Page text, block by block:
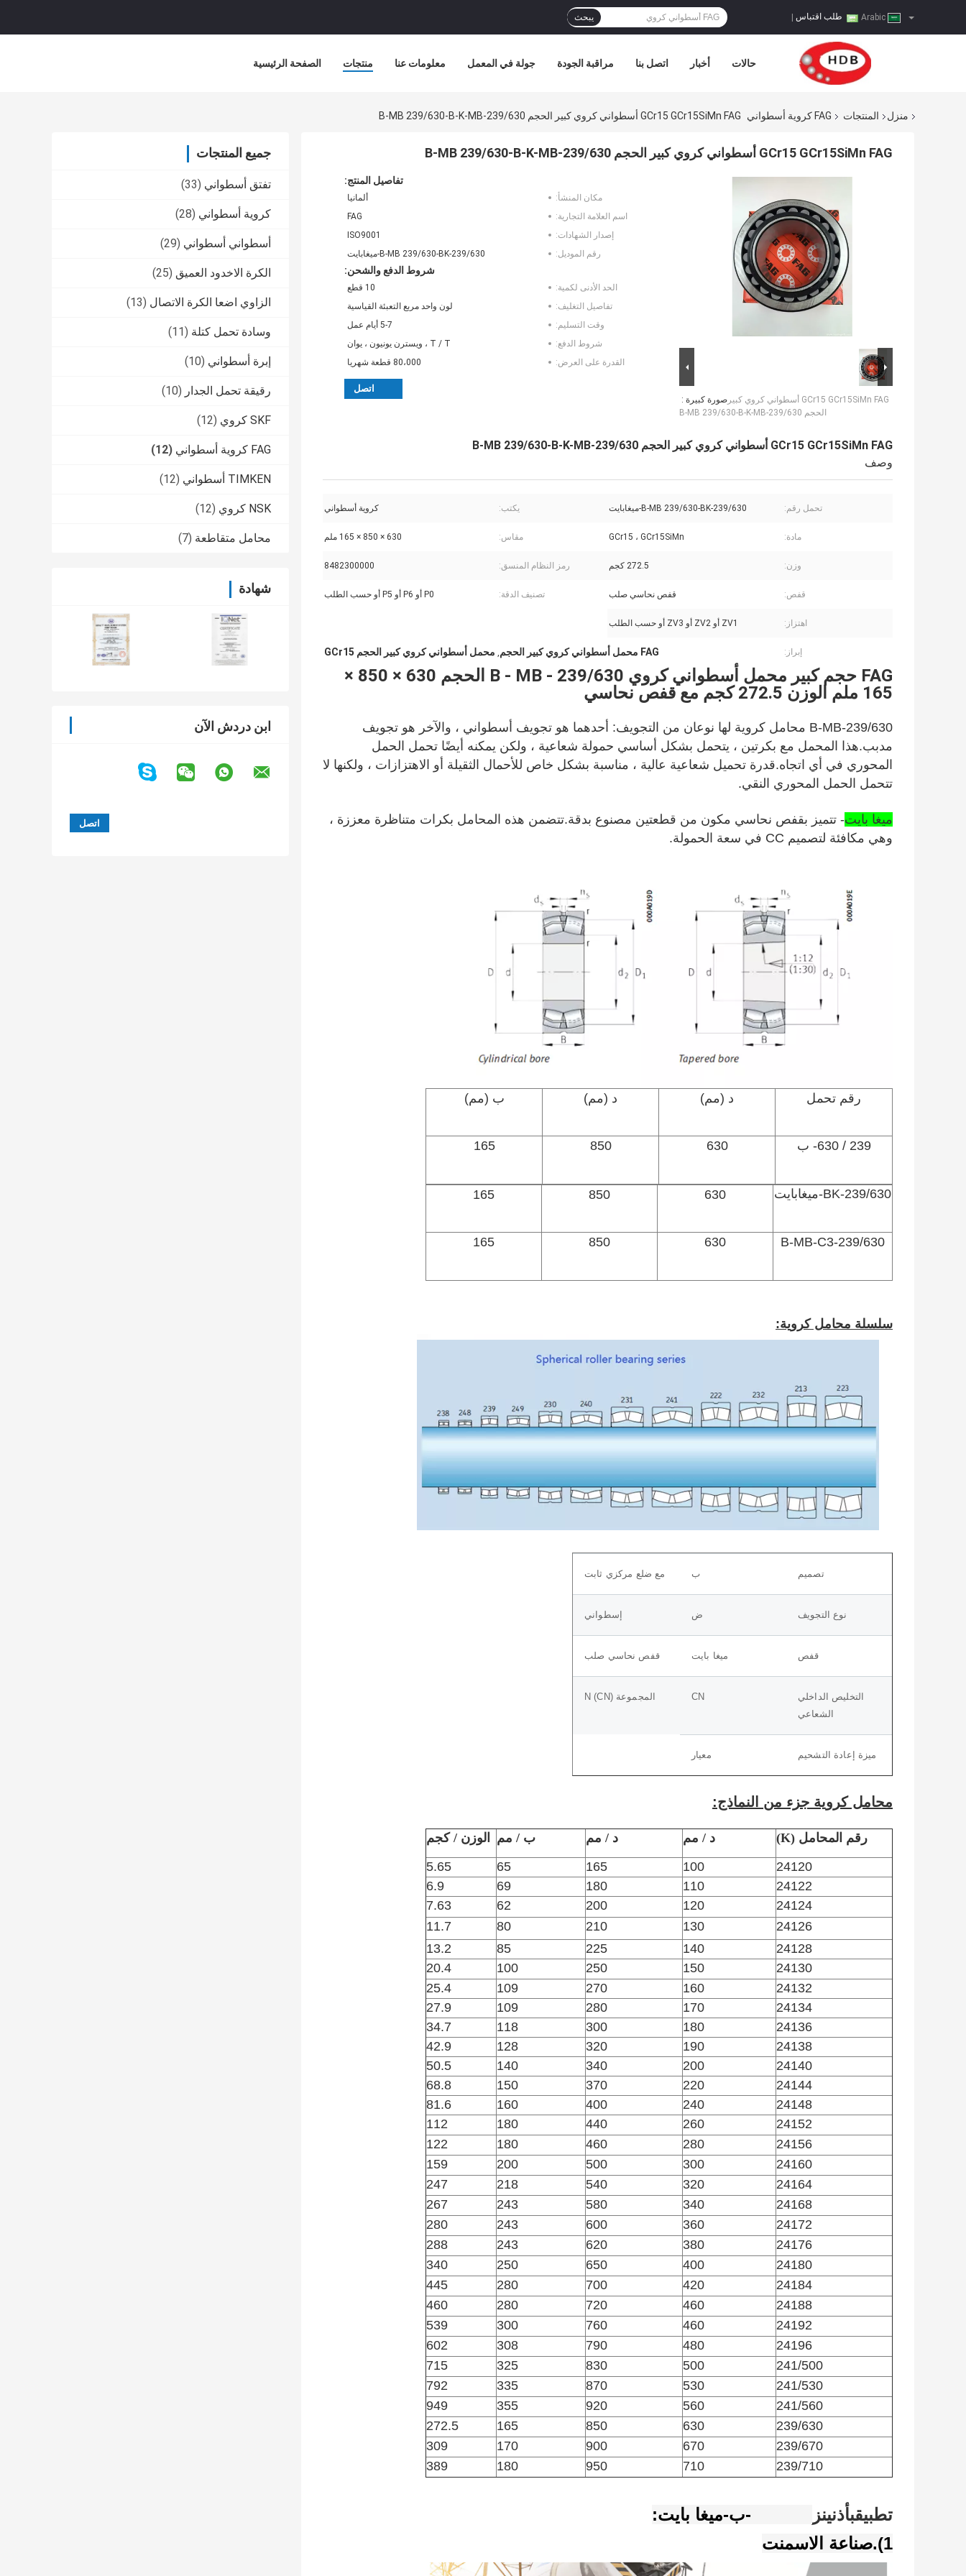
طلب اقتباس يبحث
الصفحة الرئيسية منتجات معلومات عنا جولة في المعمل مراقبة الجودة اتصل بنا أخبار حالات
منزل المنتجات FAG كروية أسطواني GCr15 GCr15SiMn FAG أسطواني كروي كبير الحجم 239/630-B-MB 239/630-B-K-MB
جميع المنتجات
تفتق أسطواني (33)
كروية أسطواني (28)
أسطواني أسطواني (29)
الكرة الاخدود العميق (25)
الزاوي اضعا الكرة الاتصال (13)
وسادة تحمل كتلة (11)
إبرة أسطواني (10)
رقيقة تحمل الجدار (10)
SKF كروي (12)
FAG كروية أسطواني (12)
TIMKEN أسطواني (12)
NSK كروي (12)
محامل متقاطعة (7)
شهادة
ابن دردش الآن
GCr15 GCr15SiMn FAG أسطواني كروي كبير الحجم 239/630-B-MB 239/630-B-K-MB
صورة كبيرة : GCr15 GCr15SiMn FAG أسطواني كروي كبير
الحجم 239/630-B-MB 239/630-B-K-MB
تفاصيل المنتج:
مكان المنشأ:
ألمانيا
اسم العلامة التجارية:
FAG
إصدار الشهادات:
ISO9001
رقم الموديل:
239/630-B-MB 239/630-BK-ميغابايت
شروط الدفع والشحن:
الحد الأدنى لكمية:
10 قطع
تفاصيل التغليف:
لون واحد مربع التعبئة القياسية
وقت التسليم:
5-7 أيام عمل
شروط الدفع:
T / T ، ويسترن يونيون ، يوان
القدرة على العرض:
80،000 قطعة شهريا
اتصل
GCr15 GCr15SiMn FAG أسطواني كروي كبير الحجم 239/630-B-MB 239/630-B-K-MB
وصف
تحمل رقم: 239/630-B-MB 239/630-BK-ميغابايت يكتب: كروية أسطواني
مادة: GCr15 ، GCr15SiMn مقاس: 630 × 850 × 165 ملم
وزن: 272.5 كجم رمز النظام المنسق: 8482300000
قفص: قفص نحاسي صلب تصنيف الدقة: P0 أو P6 أو P5 أو حسب الطلب
اهتزاز: ZV1 أو ZV2 أو ZV3 أو حسب الطلب
إبراز: FAG محمل أسطواني كروي كبير الحجم , محمل أسطواني كروي كبير الحجم GCr15
FAG حجم كبير محمل أسطواني كروي 239/630 - B - MB الحجم 630 × 850 ×
165 ملم الوزن 272.5 كجم مع قفص نحاسي
تتحمل الحمل المحوري النقي.
ميغا بايت- تتميز بقفص نحاسي مكون من قطعتين مصنوع بدقة.تتضمن هذه المحامل بكرات متناظرة معززة ،
وهي مكافئة لتصميم CC في سعة الحمولة.
رقم تحمل د (مم) د (مم) ب (مم)
239 / 630- ب 630
850
165
239/630-BK-ميغابايت 630
850
165
239/630-B-MB-C3
630
850
165
سلسلة محامل كروية:
تصميم ب مع ضلع مركزي ثابت
نوع التجويف ض إسطواني
قفص ميغا بايت قفص نحاسي صلب
التخليص الداخلي
الشعاعي
CN المجموعة N (CN)
ميزة إعادة التشحيم معيار
محامل كروية جزء من النماذج:
رقم المحامل (K) د / مم د / مم ب / مم
الوزن / كجم
24120
100
165
65
5.65
24122
110
180
69
6.9
24124
120
200
62
7.63
24126
130
210
80
11.7
24128
140
225
85
13.2
24130
150
250
100
20.4
24132
160
270
109
25.4
24134
170
280
109
27.9
24136
180
300
118
34.7
24138
190
320
128
42.9
24140
200
340
140
50.5
24144
220
370
150
68.8
24148
240
400
160
81.6
24152
260
440
180
112
24156
280
460
180
122
24160
300
500
200
159
24164
320
540
218
247
24168
340
580
243
267
24172
360
600
243
280
24176
380
620
243
288
24180
400
650
250
340
24184
420
700
280
445
24188
460
720
280
460
24192
460
760
300
539
24196
480
790
308
602
241/500
500
830
325
715
241/530
530
870
335
792
241/560
560
920
355
949
239/630
630
850
165
272.5
239/670
670
900
170
309
239/710
710
950
180
389
تطبيقبأذنينز
1).صناعة الاسمنت